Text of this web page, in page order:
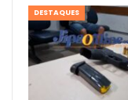
DESTAQUES